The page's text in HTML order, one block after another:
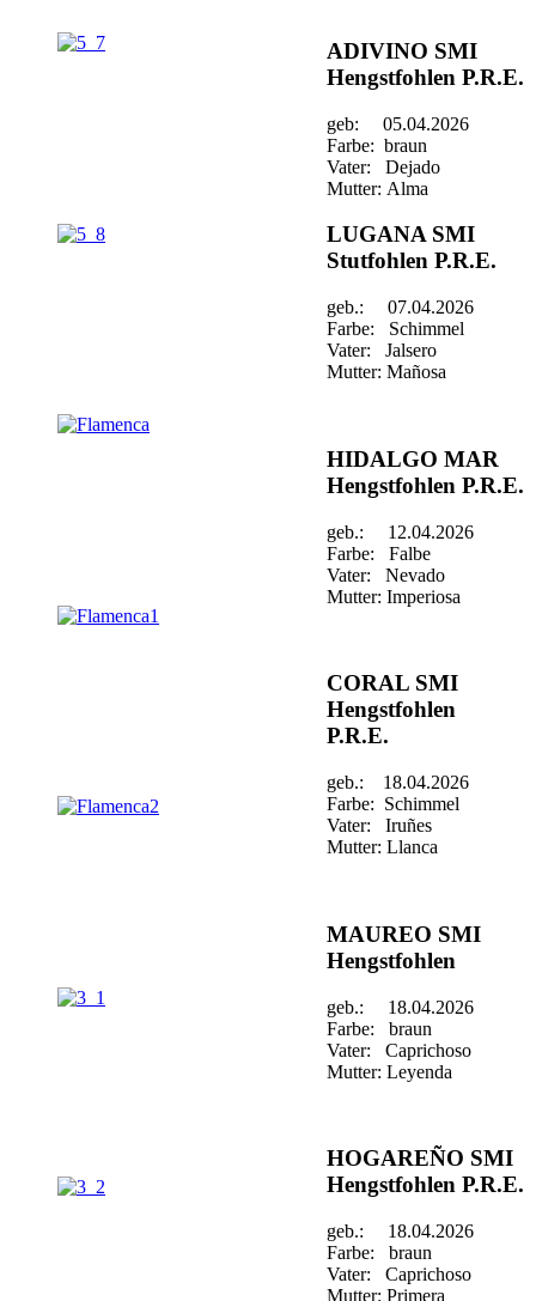
ADIVINO SMI
Hengstfohlen P.R.E.
geb: 05.04.2026
Farbe: braun
Vater: Dejado
Mutter: Alma
LUGANA SMI
Stutfohlen P.R.E.
geb.: 07.04.2026
Farbe: Schimmel
Vater: Jalsero
Mutter: Mañosa
HIDALGO MAR
Hengstfohlen P.R.E.
geb.: 12.04.2026
Farbe: Falbe
Vater: Nevado
Mutter: Imperiosa
CORAL SMI
Hengstfohlen
P.R.E.
geb.: 18.04.2026
Farbe: Schimmel
Vater: Iruñes
Mutter: Llanca
MAUREO SMI
Hengstfohlen
geb.: 18.04.2026
Farbe: braun
Vater: Caprichoso
Mutter: Leyenda
HOGAREÑO SMI
Hengstfohlen P.R.E.
geb.: 18.04.2026
Farbe: braun
Vater: Caprichoso
Mutter: Primera